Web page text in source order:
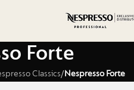
Forte
Classics/Nespresso Forte